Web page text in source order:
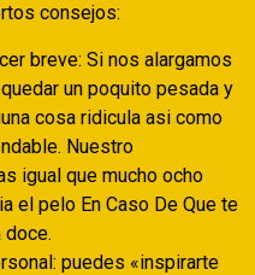
consejos:
breve: Si nos alargamos
un poquito pesada y
cosa ridicula asi­ como
Nuestro
igual que mucho ocho
el pelo En Caso De Que te
doce.
puedes «inspirarte